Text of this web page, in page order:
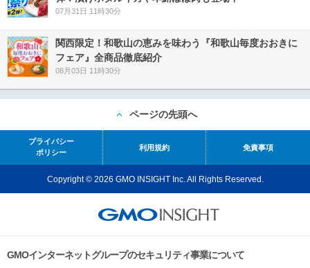
07月31日 11時30分
関西限定！和歌山の恵みを味わう『和歌山毎度おおきに
フェア』全商品徹底紹介
08月03日 11時30分
ページの先頭へ
プライバシー
ポリシー
利用規約 免責事項
Copyright © 2026 GMO INSIGHT Inc. All Rights Reserved.
GMOインターネットグループのセキュリティ事業について